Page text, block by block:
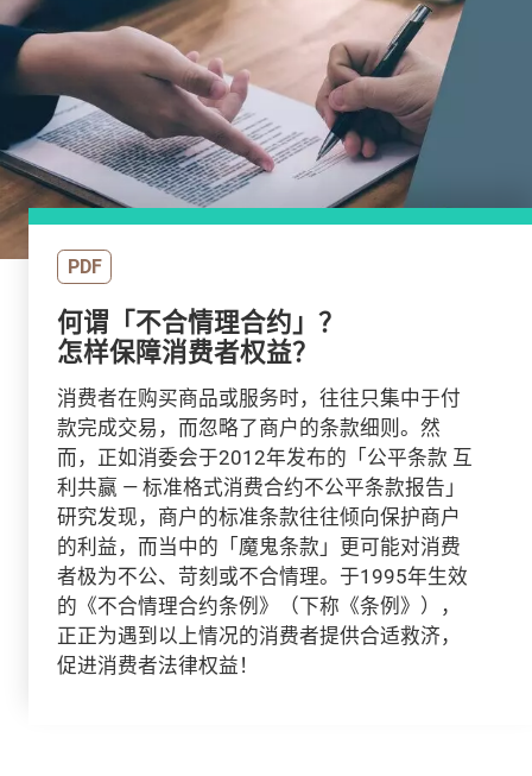
PDF
何谓「不合情理合约」？
怎样保障消费者权益？
消费者在购买商品或服务时，往往只集中于付
款完成交易，而忽略了商户的条款细则。然
而，正如消委会于2012年发布的「公平条款 互
利共赢 — 标准格式消费合约不公平条款报告」
研究发现，商户的标准条款往往倾向保护商户
的利益，而当中的「魔鬼条款」更可能对消费
者极为不公、苛刻或不合情理。于1995年生效
的《不合情理合约条例》（下称《条例》），
正正为遇到以上情况的消费者提供合适救济，
促进消费者法律权益！